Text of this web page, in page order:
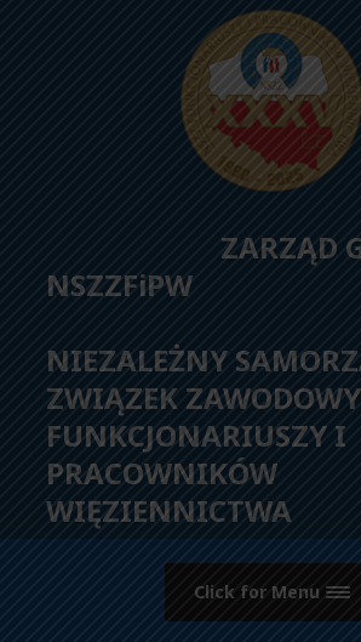
ZARZĄD
NSZZFiPW
NIEZALEŻNY
ZWIĄZEK ZAWODOWY
FUNKCJONARIUSZY I
PRACOWNIKÓW
WIĘZIENNICTWA
Click for Menu